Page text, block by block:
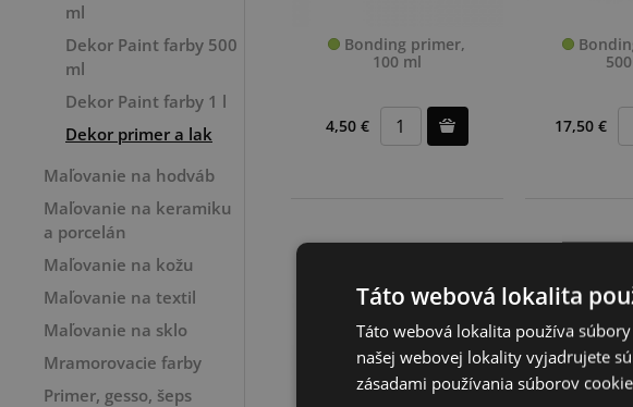
ml
Dekor Paint farby 500
ml
Dekor Paint farby 1 l
Dekor primer a lak
Maľovanie na hodváb
Maľovanie na keramiku
a porcelán
Maľovanie na kožu
Maľovanie na textil
Maľovanie na sklo
Mramorovacie farby
Primer, gesso, šeps
Bonding primer,
100 ml
4,50 € 17,50 €
Táto webová lokalita
Táto webová lokalita používa
našej webovej lokality vyjadrujete
zásadami používania súborov